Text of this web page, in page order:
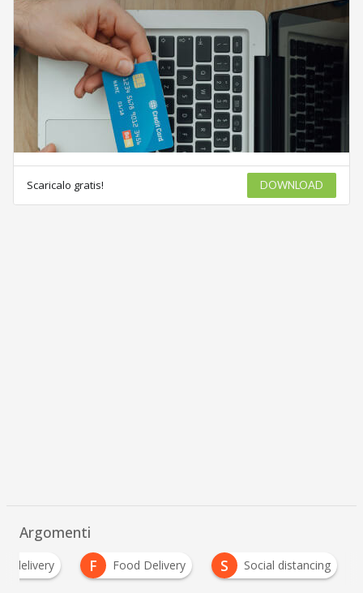
Scaricalo gratis! DOWNLOAD
Argomenti
delivery F Food Delivery S Social distancing